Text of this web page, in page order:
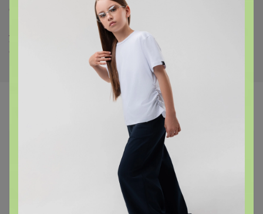
совершить выгодную покупку. Помните, что с того
момента, как Вы объявили о своем желании
участвовать в СП, Вы взяли на себя обязательство
оплатить и забрать заказ в установленный срок.